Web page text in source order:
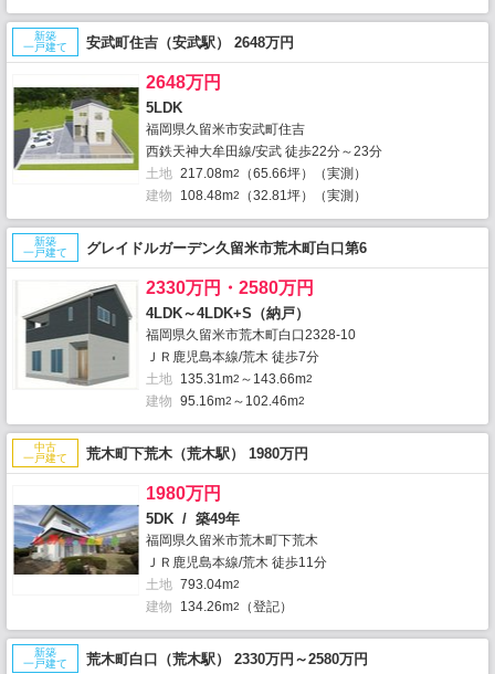
新築
一戸建て
安武町住吉（安武駅） 2648万円
2648万円
5LDK
福岡県久留米市安武町住吉
西鉄天神大牟田線/安武 徒歩22分～23分
土地 217.08m2
（65.66坪）（実測）
建物
108.48m2 （32.81坪）（実測）
新築
一戸建て
グレイドルガーデン久留米市荒木町白口第6
2330万円・2580万円
4LDK～4LDK+S（納戸）
福岡県久留米市荒木町白口2328-10
ＪＲ鹿児島本線/荒木 徒歩7分
土地 135.31m2 ～143.66m2
建物 95.16m2 ～102.46m2
中古
一戸建て
荒木町下荒木（荒木駅） 1980万円
1980万円
5DK / 築49年
福岡県久留米市荒木町下荒木
ＪＲ鹿児島本線/荒木 徒歩11分
土地 793.04m2
建物 134.26m2 （登記）
新築
一戸建て
荒木町白口（荒木駅） 2330万円～2580万円